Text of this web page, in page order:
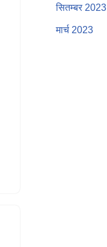
सितम्बर 2023
मार्च 2023